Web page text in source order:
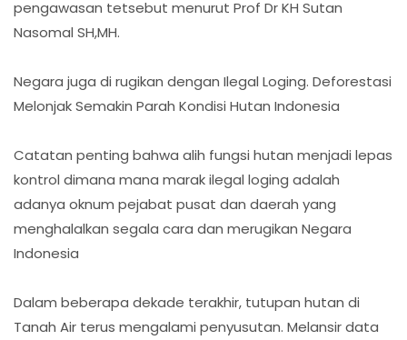
pengawasan tetsebut menurut Prof Dr KH Sutan
Nasomal SH,MH.
Negara juga di rugikan dengan Ilegal Loging. Deforestasi
Melonjak Semakin Parah Kondisi Hutan Indonesia
Catatan penting bahwa alih fungsi hutan menjadi lepas
kontrol dimana mana marak ilegal loging adalah
adanya oknum pejabat pusat dan daerah yang
menghalalkan segala cara dan merugikan Negara
Indonesia
Dalam beberapa dekade terakhir, tutupan hutan di
Tanah Air terus mengalami penyusutan. Melansir data